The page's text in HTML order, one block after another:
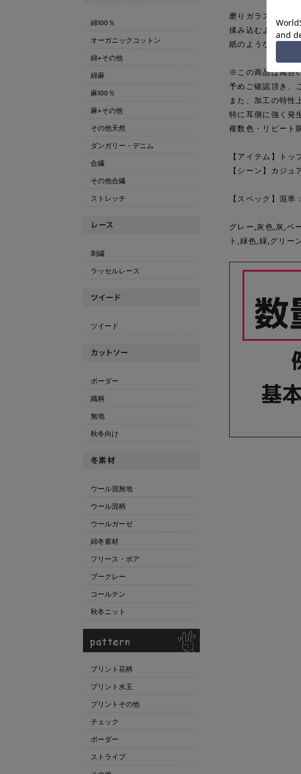
綿100％
オーガニックコットン
綿+その他
綿麻
麻100％
麻+その他
その他天然
ダンガリー・デニム
合繊
その他合繊
ストレッチ
刺繍
ラッセルレース
ツイード
ボーダー
織柄
無地
秋冬向け
ウール混無地
ウール混柄
ウールガーゼ
綿冬素材
フリース・ボア
ブークレー
コールテン
秋冬ニット
プリント花柄
プリント水玉
プリントその他
チェック
ボーダー
ストライプ
磨りガラスのよう
揉み込むような加
紙のようなハリ感
※この商品は風合
予めご確認頂き、
また、加工の特性
特に耳側に強く発
複数色・リピート
【アイテム】ト
【シーン】カジュ
【スペック】混
グレー,灰色,灰,ベ
ト,緑色,緑,グリー